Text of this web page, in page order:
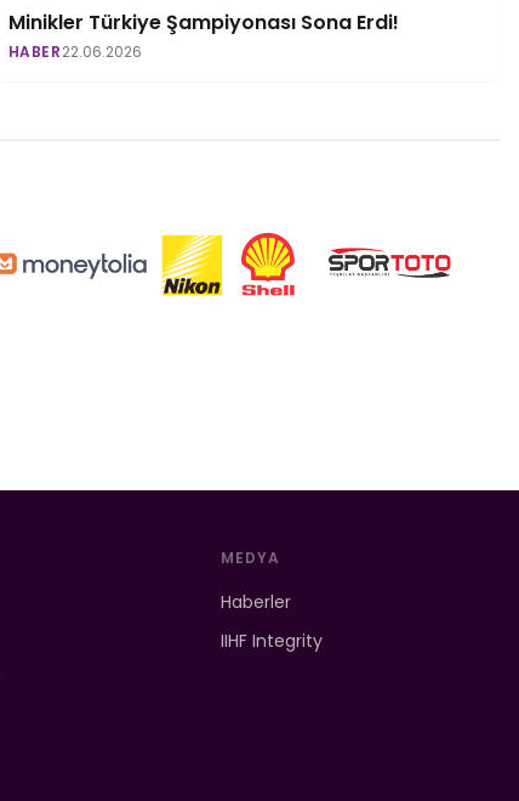
Minikler Türkiye Şampiyonası Sona Erdi!
HABER22.06.2026
MEDYA
Haberler
IIHF Integrity